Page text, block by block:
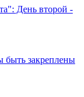
День второй -
закреплены